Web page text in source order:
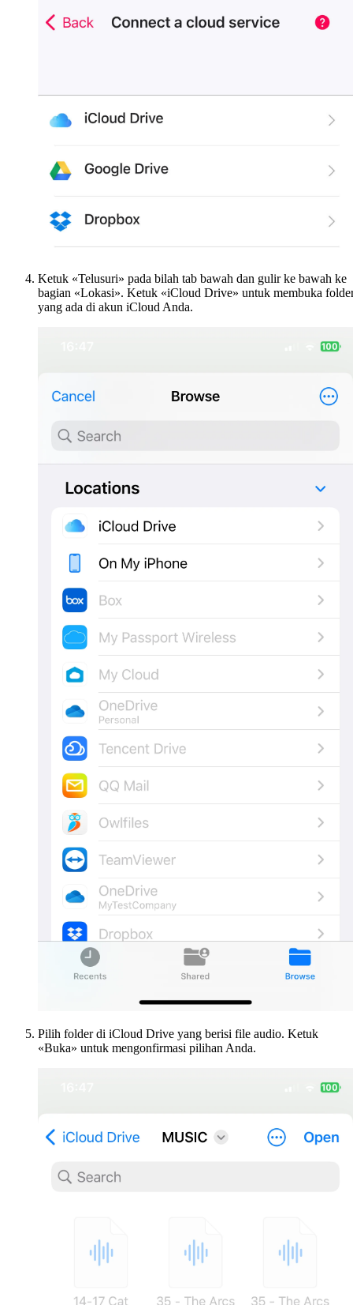
Ketuk «Telusuri» pada bilah tab bawah dan gulir ke bawah ke
bagian «Lokasi». Ketuk «iCloud Drive» untuk membuka
yang ada di akun iCloud Anda.
Pilih folder di iCloud Drive yang berisi file audio. Ketuk
«Buka» untuk mengonfirmasi pilihan Anda.